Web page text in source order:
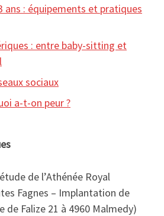
ans : équipements et pratiques
: entre baby-sitting et
sociaux
a-t-on peur ?
de l’Athénée Royal
Fagnes – Implantation de
de Falize 21 à 4960 Malmedy)